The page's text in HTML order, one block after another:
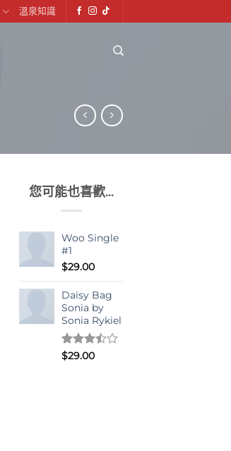
溫泉知識
您可能也喜歡…
Woo Single
#1
$29.00
Daisy Bag
Sonia by
Sonia Rykiel
評分
2
$29.00